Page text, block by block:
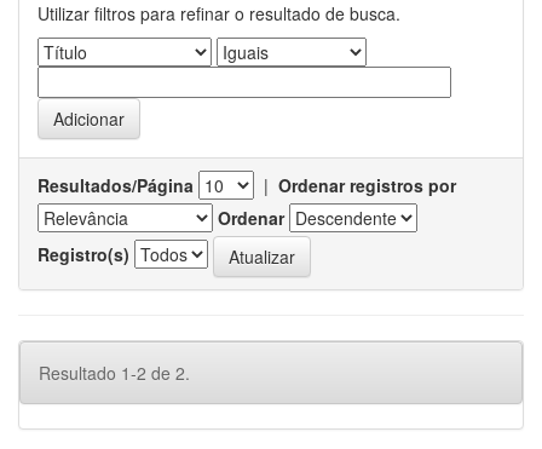
Utilizar filtros para refinar o resultado de busca.
Resultados/Página | Ordenar registros por
Ordenar
Registro(s)
Resultado 1-2 de 2.